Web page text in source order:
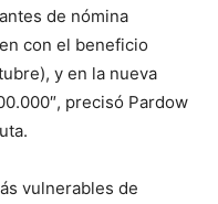
de nómina
con el beneficio
y en la nueva
precisó Pardow
vulnerables de